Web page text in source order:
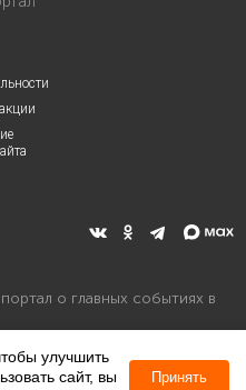
о главных событиях в
улучшить
сайт, вы
Принять